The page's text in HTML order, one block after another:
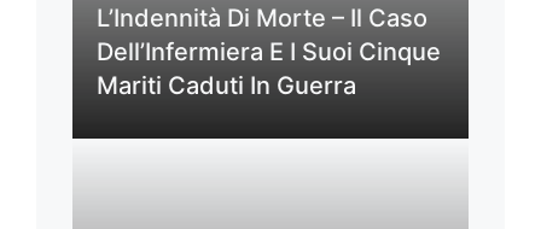
L’Indennità Di Morte – Il Caso
Dell’Infermiera E I Suoi Cinque
Mariti Caduti In Guerra